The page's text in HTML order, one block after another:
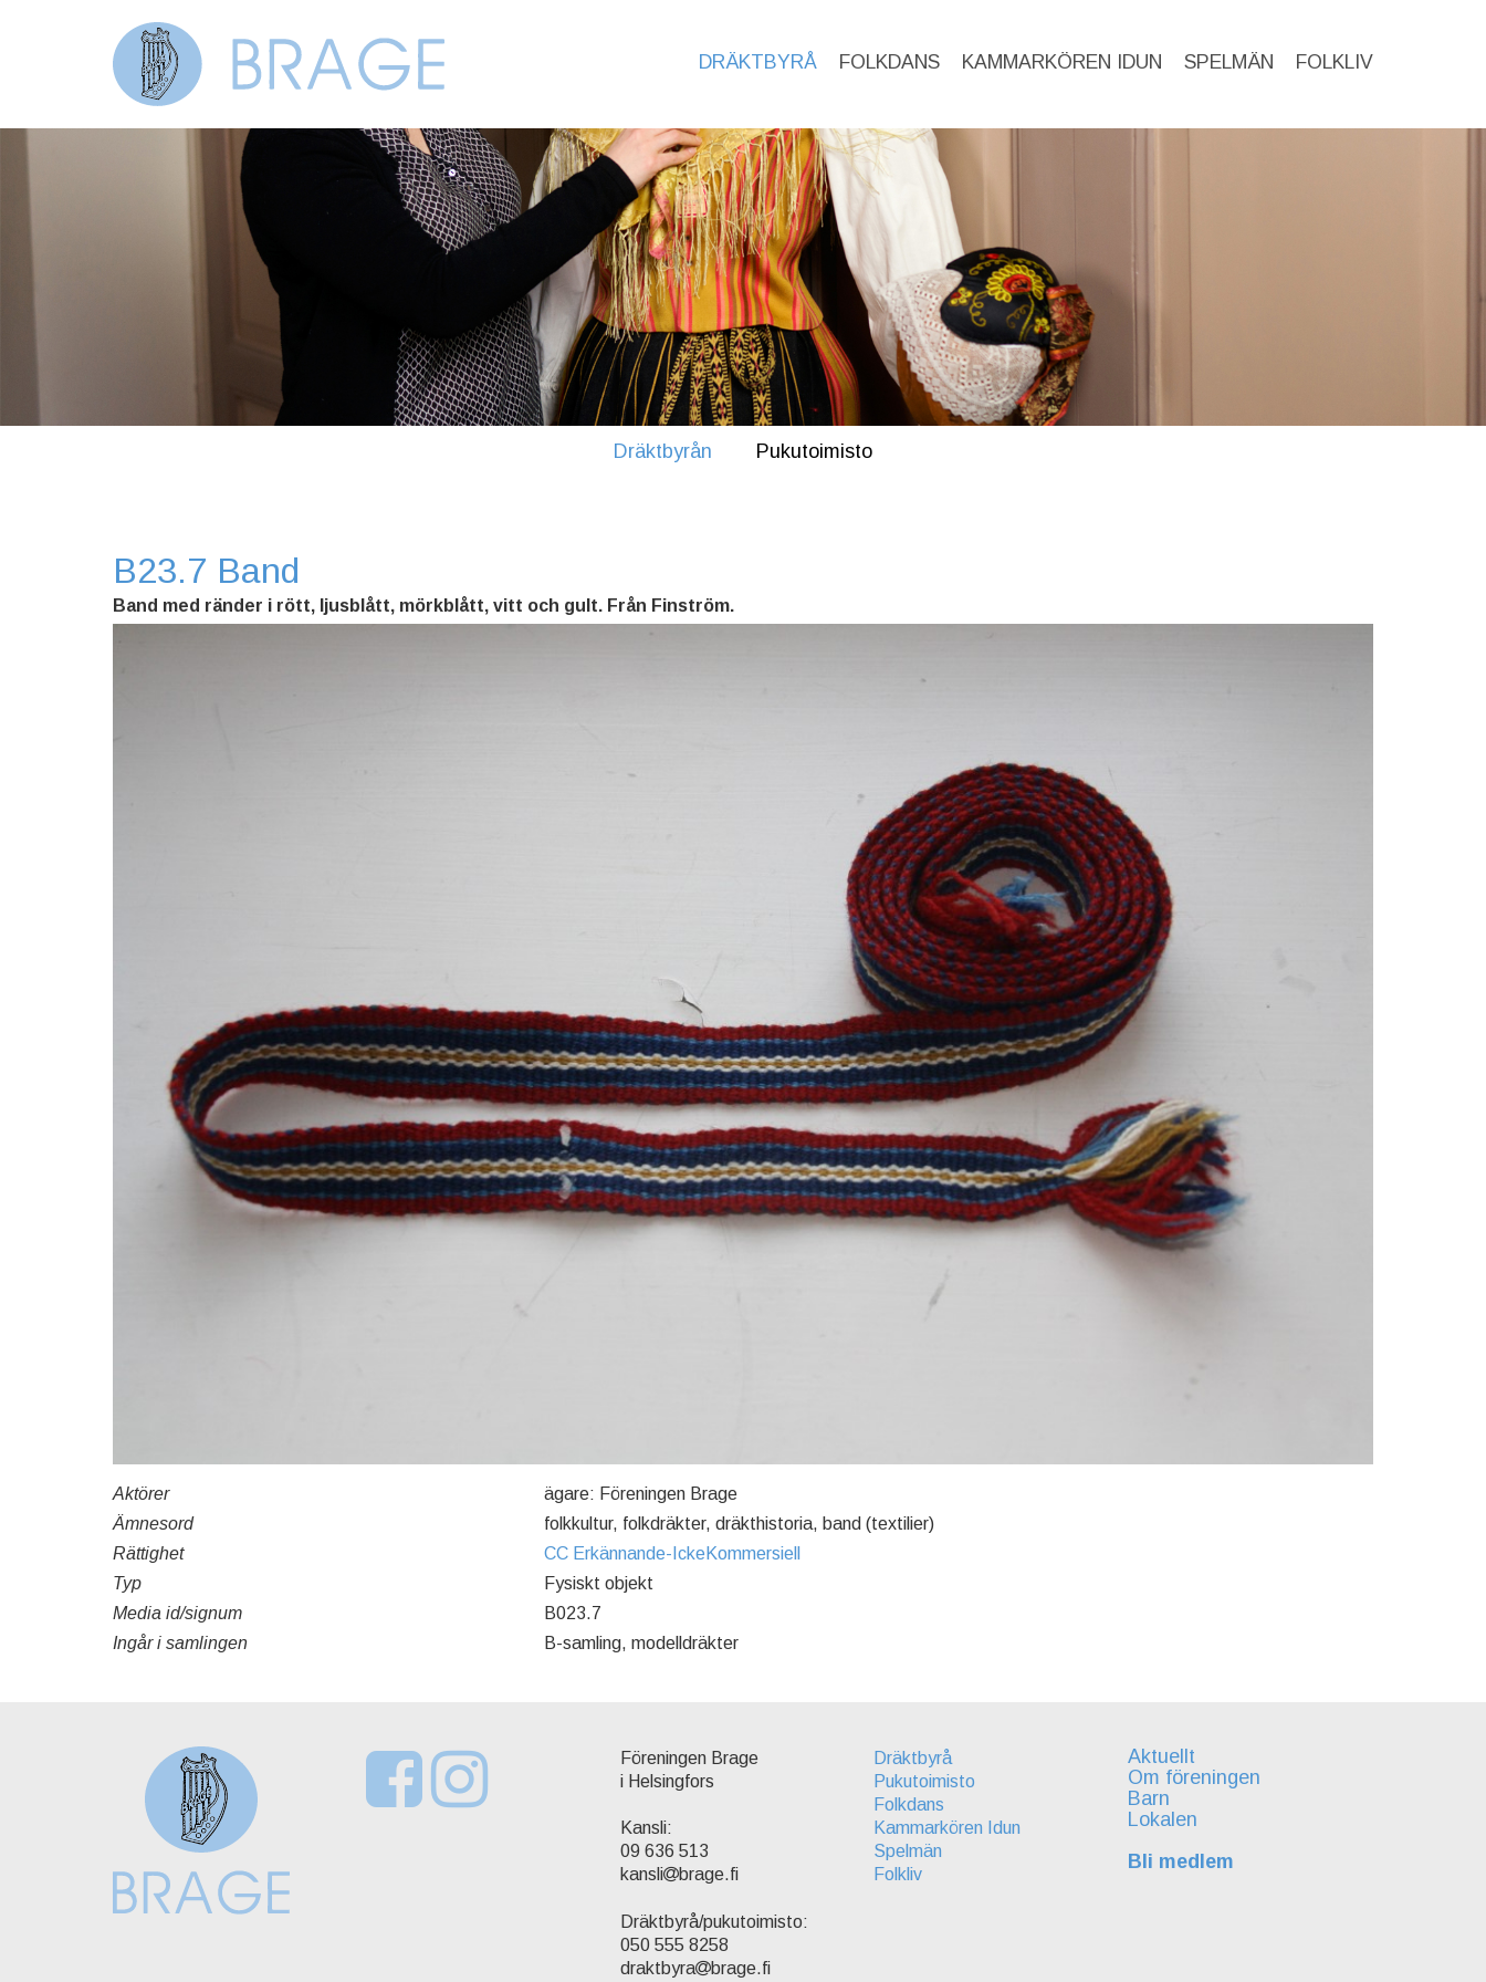
DRÄKTBYRÅ FOLKDANS KAMMARKÖREN IDUN SPELMÄN FOLKLIV
Dräktbyrån Pukutoimisto
B23.7 Band
Band med ränder i rött, ljusblått, mörkblått, vitt och gult. Från Finström.
Aktörer
ägare: Föreningen Brage
Ämnesord
folkkultur, folkdräkter, dräkthistoria, band (textilier)
Rättighet
CC Erkännande-IckeKommersiell
Typ
Fysiskt objekt
Media id/signum
B023.7
Ingår i samlingen
B-samling, modelldräkter
Föreningen Brage
i Helsingfors
Kansli:
09 636 513
kansli
brage.fi
Dräktbyrå/pukutoimisto:
050 555 8258
draktbyra
brage.fi
Dräktbyrå
Pukutoimisto
Folkdans
Kammarkören Idun
Spelmän
Folkliv
Aktuellt
Om föreningen
Barn
Lokalen
Bli medlem